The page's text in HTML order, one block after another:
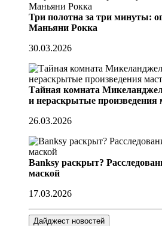
Три полотна за три минуты:
Маньяни Рокка
30.03.2026
Тайная комната
и нераскрытые произведения
26.03.2026
Banksy раскрыт?
маской
17.03.2026
Дайджест новостей